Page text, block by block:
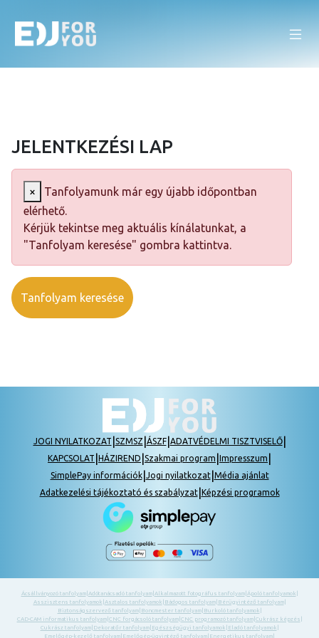
JELENTKEZÉSI LAP
×
Tanfolyamunk már egy újabb időpontban
elérhető.
Kérjük tekintse meg aktuális kínálatunkat, a
"Tanfolyam keresése" gombra kattintva.
Tanfolyam keresése
JOGI NYILATKOZAT SZMSZ ÁSZF| ADATVÉDELMI TISZTVISELŐ|
KAPCSOLAT HÁZIREND Szakmai program Impresszum
SimplePay információk| Jogi nyilatkozat| Média ajánlat
Adatkezelési tájékoztató és szabályzat| Képzési programok
Ácsállványozó tanfolyam| Adótanácsadó tanfolyam| Alkalmazott fotográfus tanfolyam| Ápoló tanfolyamok
Asszisztens tanfolyamok Asztalos tanfolyamok Bádogos tanfolyam| Bérügyintéző tanfolyam|
Biztonságszervező tanfolyam| Boncmester tanfolyam| Burkoló tanfolyamok
CAD-CAM informatikus tanfolyam| CNC forgácsoló tanfolyam| CNC programozó tanfolyam| Cukrász képzés
Cukrász tanfolyam| Dekoratőr tanfolyam| Egészségügyi tanfolyamok Eladó tanfolyamok
Emelőgép-kezelő tanfolyam Emelőgép-ügyintéző tanfolyam Energetikus tanfolyam